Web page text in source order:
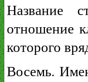
Название
отношение
которого
Восемь.